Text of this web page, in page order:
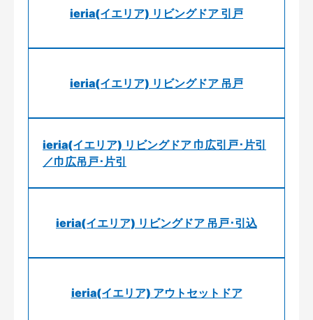
ieria(イエリア) リビングドア 引戸
ieria(イエリア) リビングドア 吊戸
ieria(イエリア) リビングドア 巾広引戸･片引
／巾広吊戸･片引
ieria(イエリア) リビングドア 吊戸･引込
ieria(イエリア) アウトセットドア